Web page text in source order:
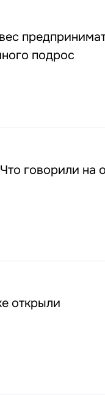
подрос
говорили на
открыли